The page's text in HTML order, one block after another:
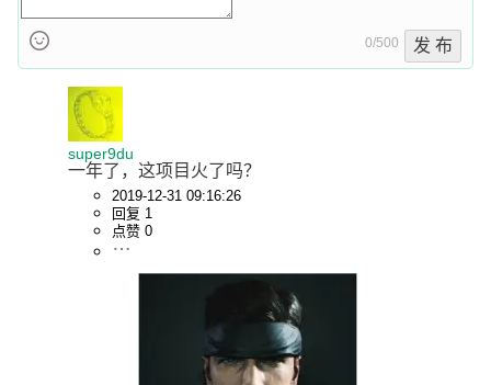
0/500 发 布
super9du
一年了，这项目火了吗？
2019-12-31 09:16:26
回复 1
点赞 0